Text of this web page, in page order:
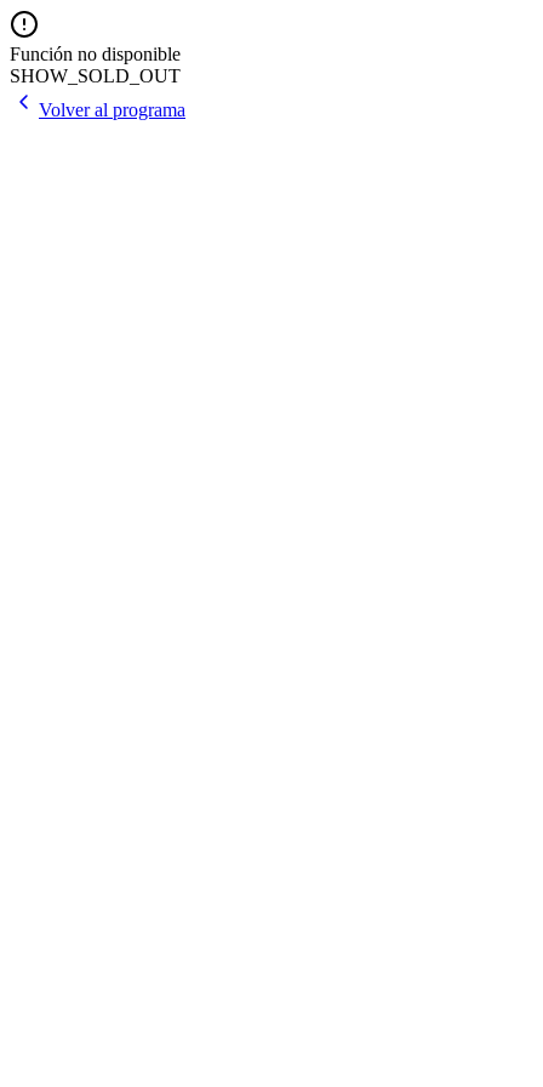
Función no disponible
SHOW_SOLD_OUT
Volver al programa